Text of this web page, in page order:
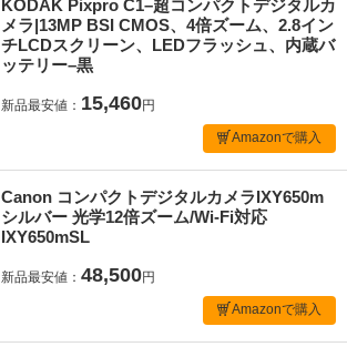
KODAK Pixpro C1–超コンパクトデジタルカ
メラ|13MP BSI CMOS、4倍ズーム、2.8イン
チLCDスクリーン、LEDフラッシュ、内蔵バ
ッテリー–黒
新品最安値： 15,460円
Amazonで購入
Canon コンパクトデジタルカメラIXY650m
シルバー 光学12倍ズーム/Wi-Fi対応
IXY650mSL
新品最安値： 48,500円
Amazonで購入